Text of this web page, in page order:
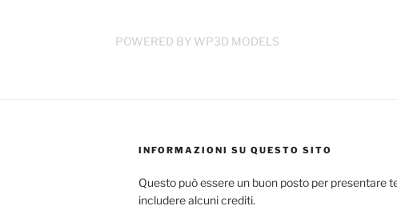
POWERED BY WP3D MODELS
INFORMAZIONI SU QUESTO SITO
Questo può essere un buon posto per presentare
includere alcuni crediti.